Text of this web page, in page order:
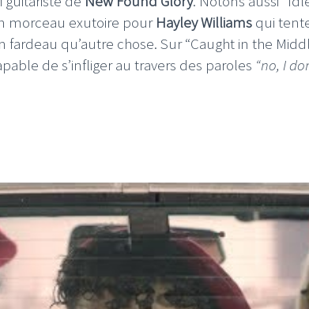
morceau exutoire pour Hayley Williams qui
qu’autre chose. Sur “Caught in the
de s’infliger au travers des paroles “no, I